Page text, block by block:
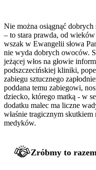
Nie można osiągnąć
– to stara prawda, od
wszak w Ewangelii słowa
nie wyda dobrych owoców.
jeżącej włos na głowie
podszczecińskiej kliniki,
zabiegu sztucznego
poddana temu zabiegowi,
dziecko, którego matką - w
dodatku malec ma liczne
właśnie tragicznym
medyków.
Zróbmy to